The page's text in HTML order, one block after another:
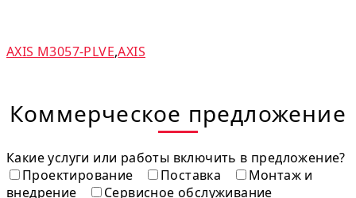
AXIS M3057-PLVE,AXIS
Коммерческое предложение
Какие услуги или работы включить в предложение?
Проектирование
Поставка
Монтаж и
внедрение
Сервисное обслуживание